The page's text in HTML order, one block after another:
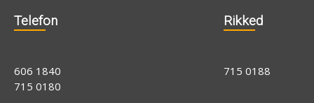
Telefon Rikked
606 1840
715 0180
715 0188